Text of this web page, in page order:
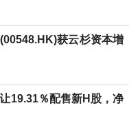
获云杉资本增
19.31％配售新H股，净